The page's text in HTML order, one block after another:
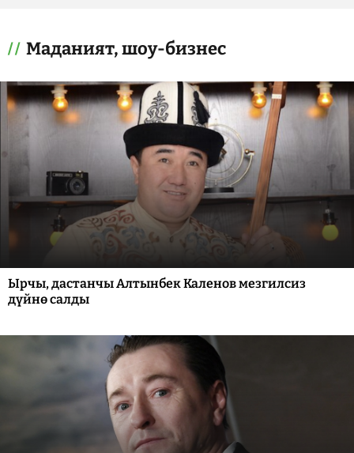
Маданият, шоу-бизнес
Ырчы, дастанчы Алтынбек Каленов мезгилсиз
дүйнө салды